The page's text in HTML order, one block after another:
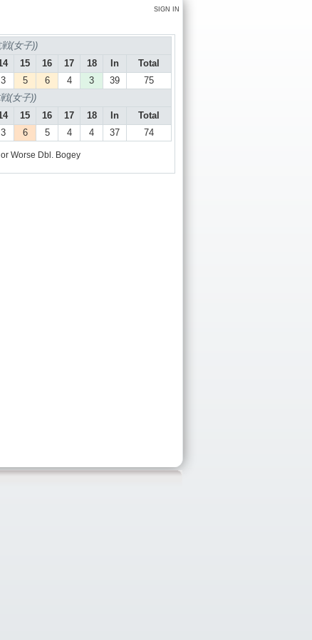
SIGN IN
(女子))
15 16 17 18 In
Total
3 5 6 4 3 39
75
(女子))
15 16 17 18 In
Total
3 6 5 4 4 37 74
Worse Dbl. Bogey